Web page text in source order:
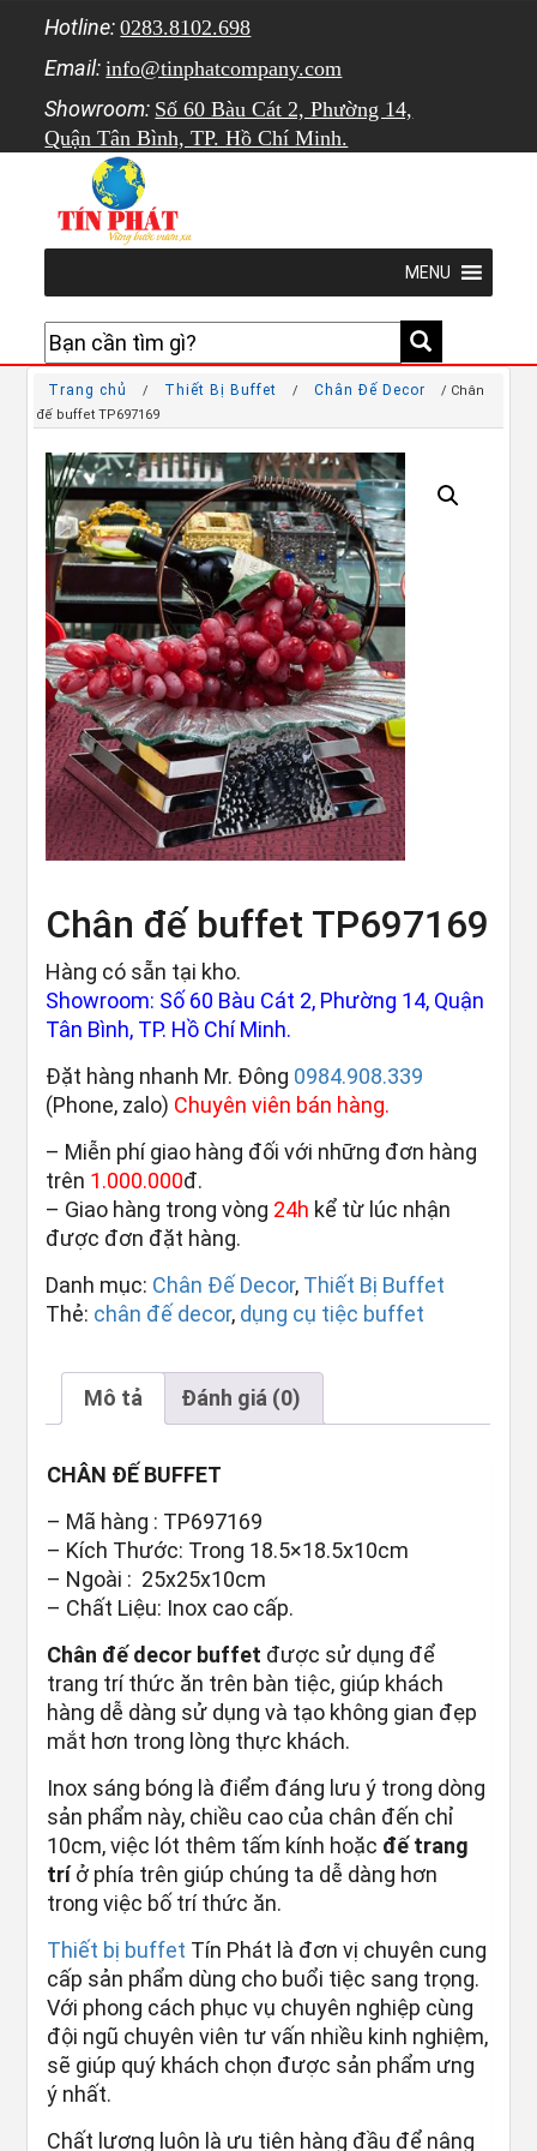
Hotline: 0283.8102.698
Email: info@tinphatcompany.com
Showroom: Số 60 Bàu Cát 2, Phường 14,
Quận Tân Bình, TP. Hồ Chí Minh.
MENU
Trang chủ / Thiết Bị Buffet / Chân Đế Decor
/ Chân
đế buffet TP697169
Chân đế buffet TP697169
Hàng có sẵn tại kho.
Showroom: Số 60 Bàu Cát 2, Phường 14, Quận
Tân Bình, TP. Hồ Chí Minh.
Đặt hàng nhanh Mr. Đông 0984.908.339
(Phone, zalo) Chuyên viên bán hàng.
– Miễn phí giao hàng đối với những đơn hàng
trên 1.000.000đ.
– Giao hàng trong vòng 24h kể từ lúc nhận
được đơn đặt hàng.
Danh mục: Chân Đế Decor, Thiết Bị Buffet
Thẻ: chân đế decor, dụng cụ tiệc buffet
Mô tả Đánh giá (0)
CHÂN ĐẾ BUFFET
– Mã hàng : TP697169
– Kích Thước: Trong 18.5×18.5x10cm
– Ngoài : 25x25x10cm
– Chất Liệu: Inox cao cấp.
Chân đế decor buffet được sử dụng để
trang trí thức ăn trên bàn tiệc, giúp khách
hàng dễ dàng sử dụng và tạo không gian đẹp
mắt hơn trong lòng thực khách.
Inox sáng bóng là điểm đáng lưu ý trong dòng
sản phẩm này, chiều cao của chân đến chỉ
10cm, việc lót thêm tấm kính hoặc đế trang
tríở phía trên giúp chúng ta dễ dàng hơn
trong việc bố trí thức ăn.
Thiết bị buffet Tín Phát là đơn vị chuyên cung
cấp sản phẩm dùng cho buổi tiệc sang trọng.
Với phong cách phục vụ chuyên nghiệp cùng
đội ngũ chuyên viên tư vấn nhiều kinh nghiệm,
sẽ giúp quý khách chọn được sản phẩm ưng
ý nhất.
Chất lượng luôn là ưu tiên hàng đầu để nâng